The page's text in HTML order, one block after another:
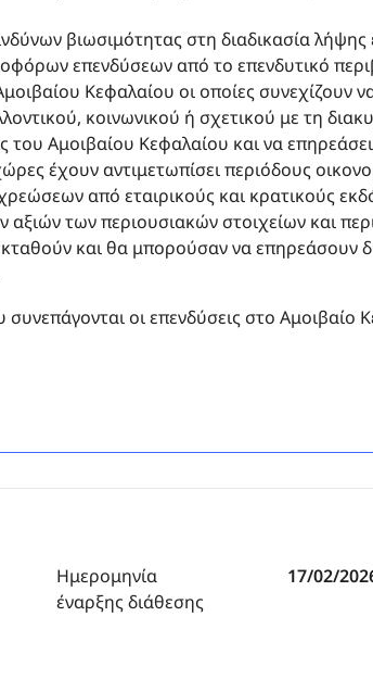
βιωσιμότητας στη διαδικασία
επενδύσεων από το επενδυτικό
Κεφαλαίου οι οποίες συνεχίζουν
κοινωνικού ή σχετικού με τη
του Αμοιβαίου Κεφαλαίου και να
έχουν αντιμετωπίσει περιόδους
από εταιρικούς και κρατικούς
των περιουσιακών στοιχείων και
και θα μπορούσαν να επηρεάσουν
οι επενδύσεις στο
Ημερομηνία
έναρξης διάθεσης
17/02/